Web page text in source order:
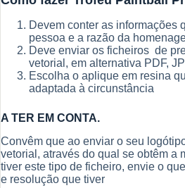
Devem conter as informações
pessoa e a razão da
Deve enviar os ficheiros de
vetorial, em alternativa PDF,
Escolha o aplique em resina
adaptada à circunstância
A TER EM CONTA.
Convêm que ao enviar o seu
vetorial, através do qual se obtêm a
tiver este tipo de ficheiro, envie o
e resolução que tiver